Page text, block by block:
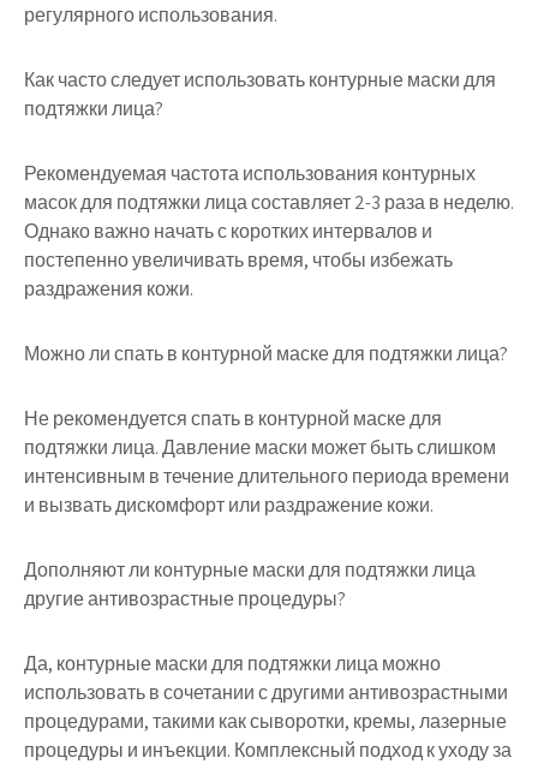
регулярного использования.
Как часто следует использовать контурные маски для
подтяжки лица?
Рекомендуемая частота использования контурных
масок для подтяжки лица составляет 2-3 раза в неделю.
Однако важно начать с коротких интервалов и
постепенно увеличивать время, чтобы избежать
раздражения кожи.
Можно ли спать в контурной маске для подтяжки лица?
Не рекомендуется спать в контурной маске для
подтяжки лица. Давление маски может быть слишком
интенсивным в течение длительного периода времени
и вызвать дискомфорт или раздражение кожи.
Дополняют ли контурные маски для подтяжки лица
другие антивозрастные процедуры?
Да, контурные маски для подтяжки лица можно
использовать в сочетании с другими антивозрастными
процедурами, такими как сыворотки, кремы, лазерные
процедуры и инъекции. Комплексный подход к уходу за